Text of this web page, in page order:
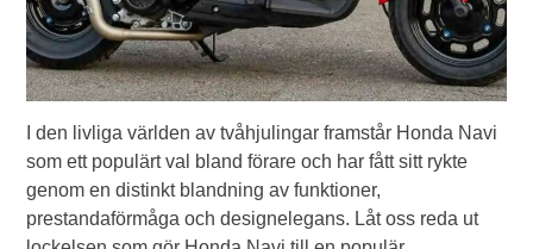
I den livliga världen av tvåhjulingar framstår Honda Navi
som ett populärt val bland förare och har fått sitt rykte
genom en distinkt blandning av funktioner,
prestandaförmåga och designelegans. Låt oss reda ut